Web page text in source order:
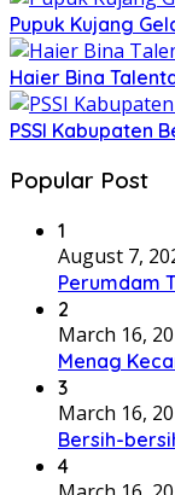
Pupuk Kujang
Haier Bina
PSSI Kabupaten
Popular Post
1
August 7,
Perumdam
2
March 16,
Menag
3
March 16,
Bersih-
4